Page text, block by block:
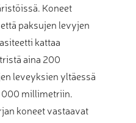
Koneet
paksujen levyjen
kattaa
aina 200
leveyksien yltäessä
000 millimetriin.
koneet vastaavat